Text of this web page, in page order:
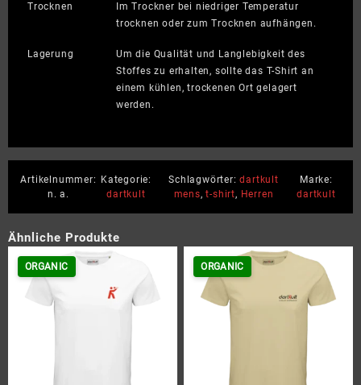
Trocknen
Im Trockner bei niedriger Temperatur
trocknen oder zum Trocknen aufhängen.
Lagerung
Um die Qualität und Langlebigkeit des
Stoffes zu erhalten, sollte das T-Shirt an
einem kühlen, trockenen Ort gelagert
werden.
Artikelnummer:
n. a.
Kategorie:
dartkult
Schlagwörter:dartkult
mens,t-shirt, Herren
Marke:
dartkult
Ähnliche Produkte
ORGANIC ORGANIC